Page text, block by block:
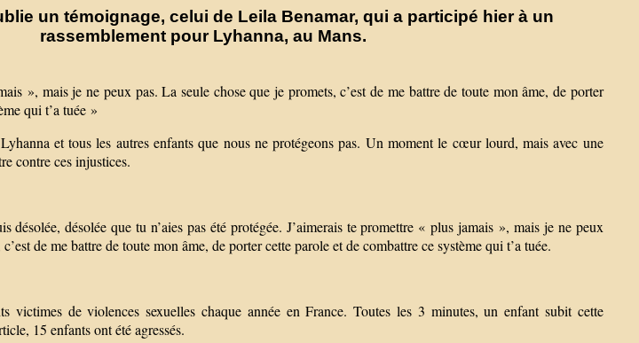
un témoignage, celui de Leila Benamar, qui a participé hier à un
rassemblement pour Lyhanna, au Mans.
», mais je ne peux pas. La seule chose que je promets, c’est de me battre de toute mon âme, de porter
qui t’a tuée »
et tous les autres enfants que nous ne protégeons pas. Un moment le cœur lourd, mais avec une
contre ces injustices.
désolée, désolée que tu n’aies pas été protégée. J’aimerais te promettre « plus jamais », mais je ne peux
de me battre de toute mon âme, de porter cette parole et de combattre ce système qui t’a tuée.
victimes de violences sexuelles chaque année en France. Toutes les 3 minutes, un enfant subit cette
15 enfants ont été agressés.